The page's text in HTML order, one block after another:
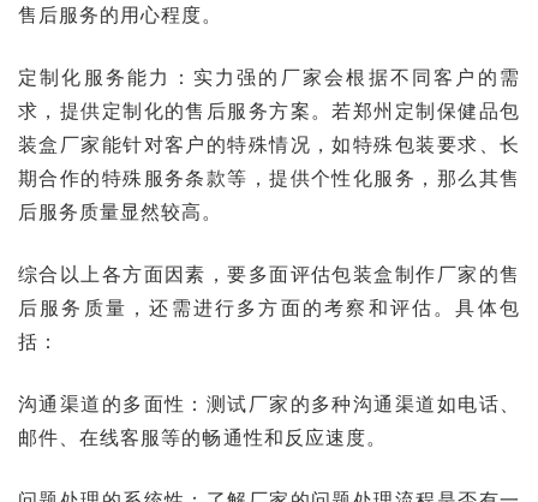
售后服务的用心程度。
定制化服务能力：实力强的厂家会根据不同客户的需
求，提供定制化的售后服务方案。若郑州定制保健品包
装盒厂家能针对客户的特殊情况，如特殊包装要求、长
期合作的特殊服务条款等，提供个性化服务，那么其售
后服务质量显然较高。
综合以上各方面因素，要多面评估包装盒制作厂家的售
后服务质量，还需进行多方面的考察和评估。具体包
括：
沟通渠道的多面性：测试厂家的多种沟通渠道如电话、
邮件、在线客服等的畅通性和反应速度。